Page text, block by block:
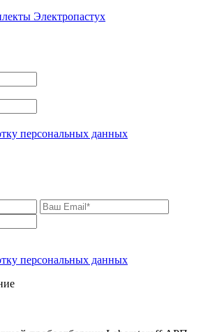
Электропастух
персональных данных
персональных данных